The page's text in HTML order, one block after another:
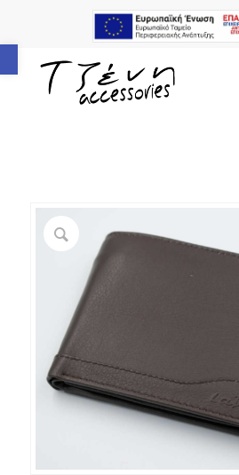
Ανοίξτε τη γραμμή εργαλείων